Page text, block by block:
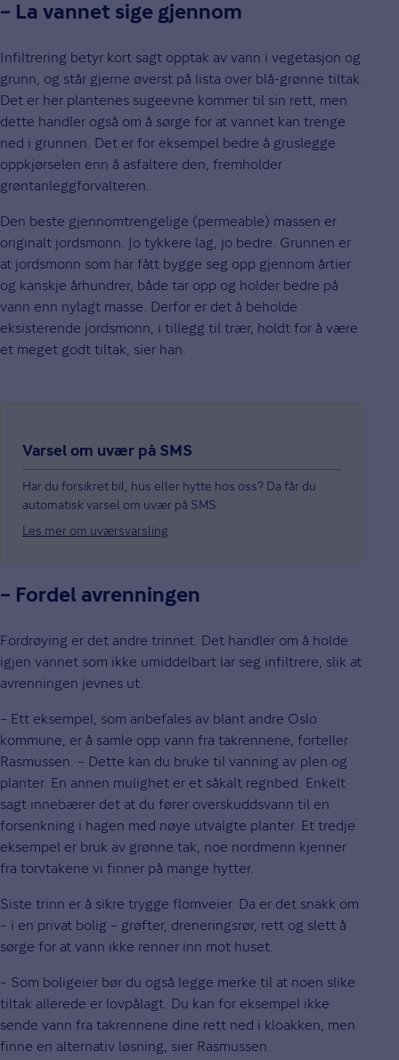
– La vannet sige gjennom
Infiltrering betyr kort sagt opptak av vann i vegetasjon og
grunn, og står gjerne øverst på lista over blå-grønne tiltak.
Det er her plantenes sugeevne kommer til sin rett, men
dette handler også om å sørge for at vannet kan trenge
ned i grunnen. Det er for eksempel bedre å gruslegge
oppkjørselen enn å asfaltere den, fremholder
grøntanleggforvalteren.
Den beste gjennomtrengelige (permeable) massen er
originalt jordsmonn. Jo tykkere lag, jo bedre. Grunnen er
at jordsmonn som har fått bygge seg opp gjennom årtier
og kanskje århundrer, både tar opp og holder bedre på
vann enn nylagt masse. Derfor er det å beholde
eksisterende jordsmonn, i tillegg til trær, holdt for å være
et meget godt tiltak, sier han.
Varsel om uvær på SMS
Har du forsikret bil, hus eller hytte hos oss? Da får du
automatisk varsel om uvær på SMS.
Les mer om uværsvarsling
– Fordel avrenningen
Fordrøying er det andre trinnet. Det handler om å holde
igjen vannet som ikke umiddelbart lar seg infiltrere, slik at
avrenningen jevnes ut.
– Ett eksempel, som anbefales av blant andre Oslo
kommune, er å samle opp vann fra takrennene, forteller
Rasmussen. – Dette kan du bruke til vanning av plen og
planter. En annen mulighet er et såkalt regnbed. Enkelt
sagt innebærer det at du fører overskuddsvann til en
forsenkning i hagen med nøye utvalgte planter. Et tredje
eksempel er bruk av grønne tak, noe nordmenn kjenner
fra torvtakene vi finner på mange hytter.
Siste trinn er å sikre trygge flomveier. Da er det snakk om
– i en privat bolig – grøfter, dreneringsrør, rett og slett å
sørge for at vann ikke renner inn mot huset.
– Som boligeier bør du også legge merke til at noen slike
tiltak allerede er lovpålagt. Du kan for eksempel ikke
sende vann fra takrennene dine rett ned i kloakken, men
finne en alternativ løsning, sier Rasmussen.